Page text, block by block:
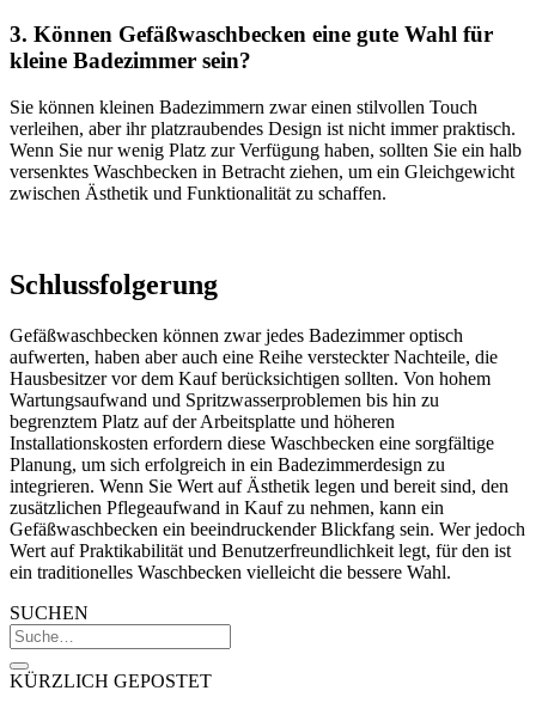
3. Können Gefäßwaschbecken eine gute Wahl für
kleine Badezimmer sein?
Sie können kleinen Badezimmern zwar einen stilvollen Touch
verleihen, aber ihr platzraubendes Design ist nicht immer praktisch.
Wenn Sie nur wenig Platz zur Verfügung haben, sollten Sie ein halb
versenktes Waschbecken in Betracht ziehen, um ein Gleichgewicht
zwischen Ästhetik und Funktionalität zu schaffen.
Schlussfolgerung
Gefäßwaschbecken können zwar jedes Badezimmer optisch
aufwerten, haben aber auch eine Reihe versteckter Nachteile, die
Hausbesitzer vor dem Kauf berücksichtigen sollten. Von hohem
Wartungsaufwand und Spritzwasserproblemen bis hin zu
begrenztem Platz auf der Arbeitsplatte und höheren
Installationskosten erfordern diese Waschbecken eine sorgfältige
Planung, um sich erfolgreich in ein Badezimmerdesign zu
integrieren. Wenn Sie Wert auf Ästhetik legen und bereit sind, den
zusätzlichen Pflegeaufwand in Kauf zu nehmen, kann ein
Gefäßwaschbecken ein beeindruckender Blickfang sein. Wer jedoch
Wert auf Praktikabilität und Benutzerfreundlichkeit legt, für den ist
ein traditionelles Waschbecken vielleicht die bessere Wahl.
SUCHEN
KÜRZLICH GEPOSTET